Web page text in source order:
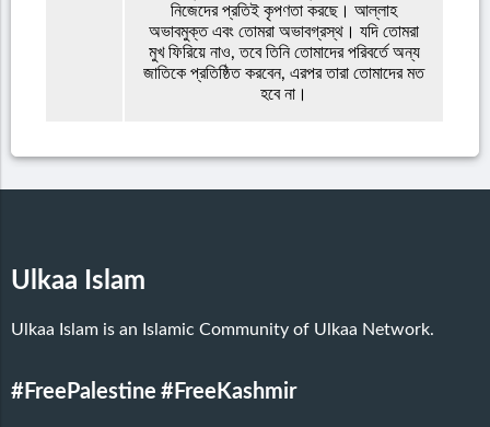
নিজেদের প্রতিই কৃপণতা করছে। আল্লাহ
অভাবমুক্ত এবং তোমরা অভাবগ্রস্থ। যদি তোমরা
মুখ ফিরিয়ে নাও, তবে তিনি তোমাদের পরিবর্তে অন্য
জাতিকে প্রতিষ্ঠিত করবেন, এরপর তারা তোমাদের মত
হবে না।
Ulkaa Islam
Ulkaa Islam is an Islamic Community of Ulkaa Network.
#FreePalestine #FreeKashmir